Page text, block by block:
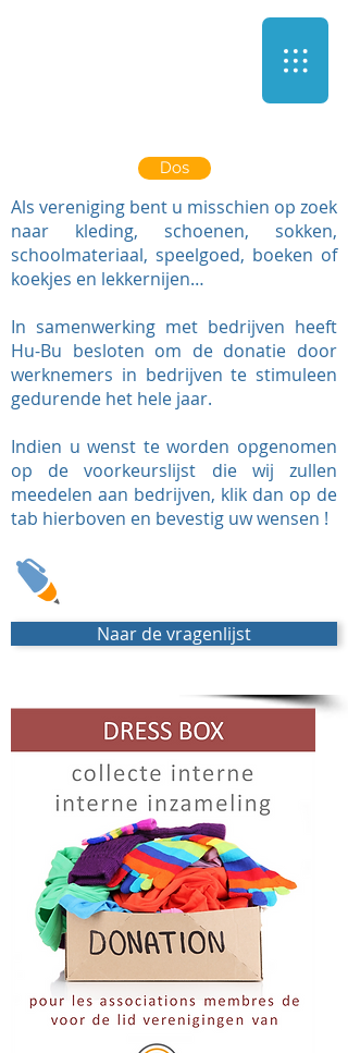
Dos
Als vereniging bent u misschien op zoek
naar kleding, schoenen, sokken,
schoolmateriaal, speelgoed, boeken of
koekjes en lekkernijen…
In samenwerking met bedrijven heeft
Hu-Bu besloten om de donatie door
werknemers in bedrijven te stimuleen
gedurende het hele jaar.
Indien u wenst te worden opgenomen
op de voorkeurslijst die wij zullen
meedelen aan bedrijven, klik dan op de
tab hierboven en bevestig uw wensen !
Naar de vragenlijst